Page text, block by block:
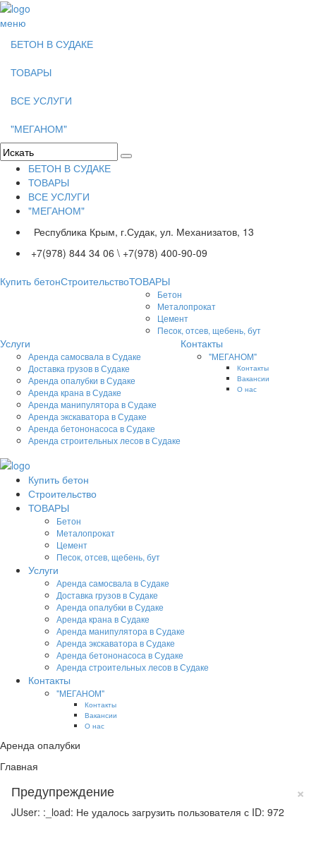
меню
БЕТОН В СУДАКЕ
ТОВАРЫ
ВСЕ УСЛУГИ
"МЕГАНОМ"
БЕТОН В СУДАКЕ
ТОВАРЫ
ВСЕ УСЛУГИ
"МЕГАНОМ"
Республика Крым, г.Судак, ул. Механизатов, 13
+7(978) 844 34 06 \ +7(978) 400-90-09
Купить бетонСтроительствоТОВАРЫ
Бетон
Металопрокат
Цемент
Песок, отсев, щебень, бут
Услуги
Аренда самосвала в Судаке
Доставка грузов в Судаке
Аренда опалубки в Судаке
Аренда крана в Судаке
Аренда манипулятора в Судаке
Аренда экскаватора в Судаке
Аренда бетононасоса в Судаке
Аренда строительных лесов в Судаке
Контакты
"МЕГАНОМ"
Контакты
Вакансии
О нас
Купить бетон
Строительство
ТОВАРЫ
Бетон
Металопрокат
Цемент
Песок, отсев, щебень, бут
Услуги
Аренда самосвала в Судаке
Доставка грузов в Судаке
Аренда опалубки в Судаке
Аренда крана в Судаке
Аренда манипулятора в Судаке
Аренда экскаватора в Судаке
Аренда бетононасоса в Судаке
Аренда строительных лесов в Судаке
Контакты
"МЕГАНОМ"
Контакты
Вакансии
О нас
Аренда опалубки
Главная
×
Предупреждение
JUser: :_load: Не удалось загрузить пользователя с ID: 972